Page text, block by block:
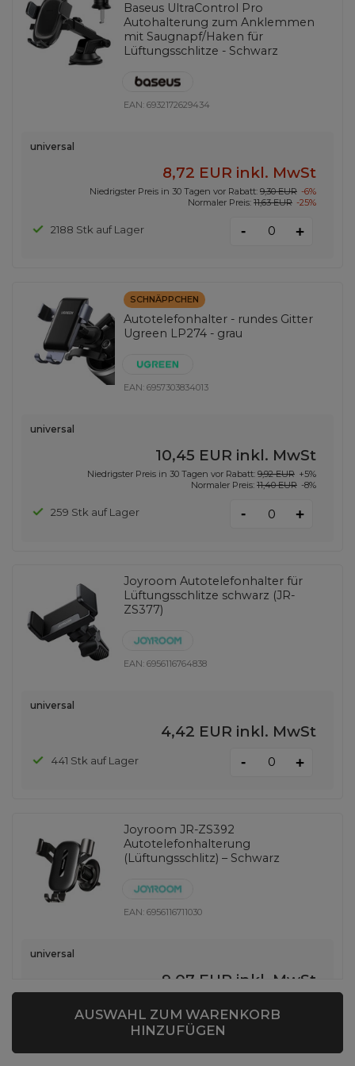
Baseus UltraControl Pro
Autohalterung zum Anklemmen
mit Saugnapf/Haken für
Lüftungsschlitze - Schwarz
EAN:6932172629434
universal
8,72 EUR inkl. MwSt
Niedrigster Preis in 30 Tagen vor Rabatt: 9,30 EUR -6%
Normaler Preis: 11,63 EUR -25%
2188 Stk auf Lager - +
SCHNÄPPCHEN
Autotelefonhalter - rundes Gitter
Ugreen LP274 - grau
EAN:6957303834013
universal
10,45 EUR inkl. MwSt
Niedrigster Preis in 30 Tagen vor Rabatt: 9,92 EUR +5%
Normaler Preis: 11,40 EUR -8%
259 Stk auf Lager - +
Joyroom Autotelefonhalter für
Lüftungsschlitze schwarz (JR-
ZS377)
EAN:6956116764838
universal
4,42 EUR inkl. MwSt
441 Stk auf Lager - +
Joyroom JR-ZS392
Autotelefonhalterung
(Lüftungsschlitz) – Schwarz
EAN:6956116711030
universal
9,07 EUR inkl. MwSt
70 Stk auf Lager -
AUSWAHL ZUM WARENKORB
HINZUFÜGEN